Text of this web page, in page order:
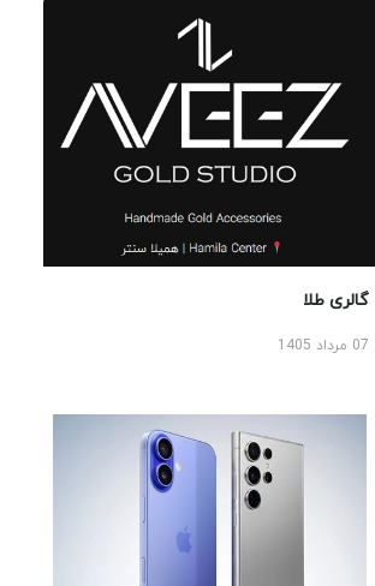
گالری طلا
07 مرداد 1405